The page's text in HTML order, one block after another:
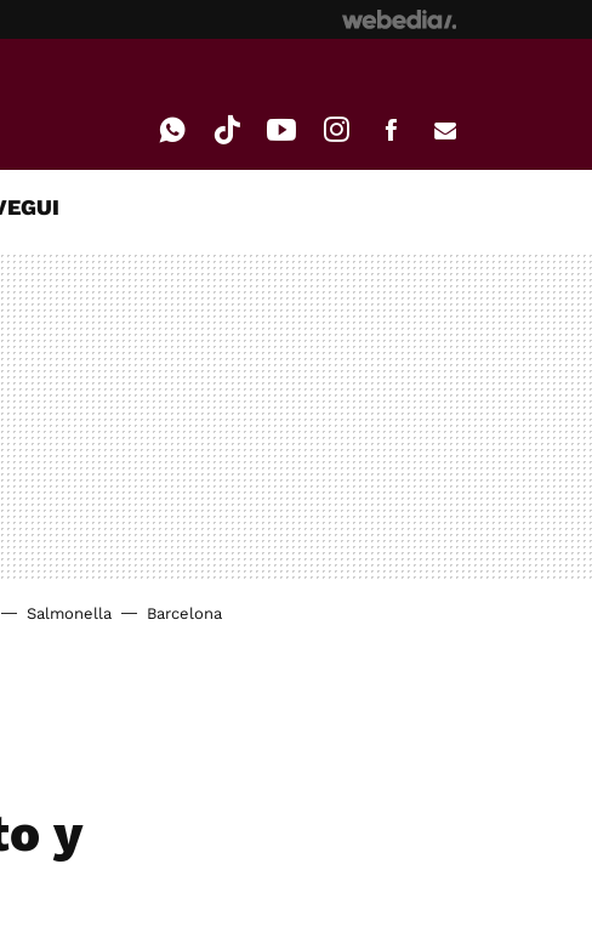
MAIL
Salmonella Barcelona
y